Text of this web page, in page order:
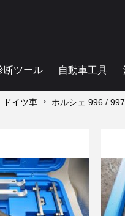
断ツール 自動車工具
ドイツ車 ポルシェ 996 /